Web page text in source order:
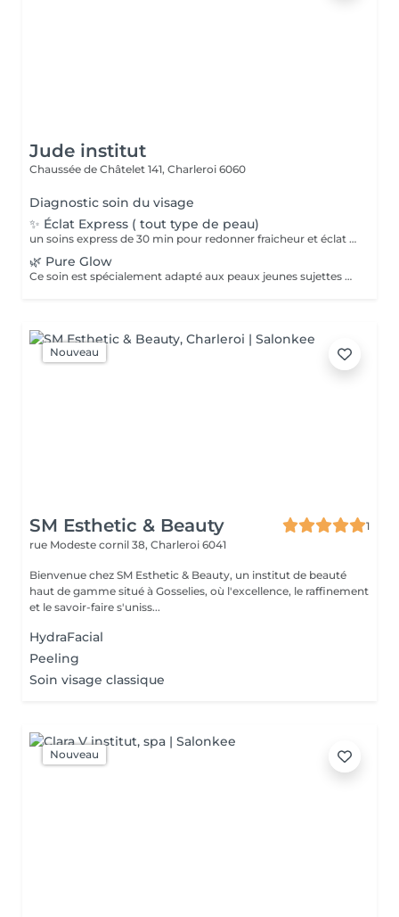
Jude institut
Chaussée de Châtelet 141, Charleroi 6060
Diagnostic soin du visage
✨ Éclat Express ( tout type de peau)
un soins express de 30 min pour redonner fraicheur et éclat à votre peau. Nettoyage, gommage doux et masque adapté à votre type de peau
🌿 Pure Glow
Ce soin est spécialement adapté aux peaux jeunes sujettes aux imperfections, excès de sébum et petites poussées d'acné. Il purifie, apaise et aide à retrouver une peau plus nette et équilibrée.
Nouveau
SM Esthetic & Beauty
1
rue Modeste cornil 38, Charleroi 6041
Bienvenue chez SM Esthetic & Beauty, un institut de beauté
haut de gamme situé à Gosselies, où l'excellence, le raffinement
et le savoir-faire s'uniss...
HydraFacial
Peeling
Soin visage classique
Nouveau